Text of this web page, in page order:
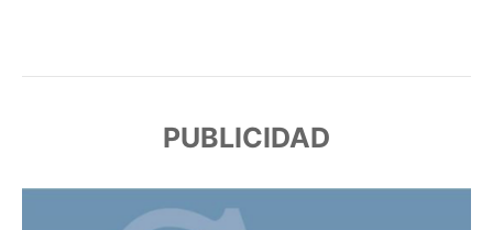
PUBLICIDAD